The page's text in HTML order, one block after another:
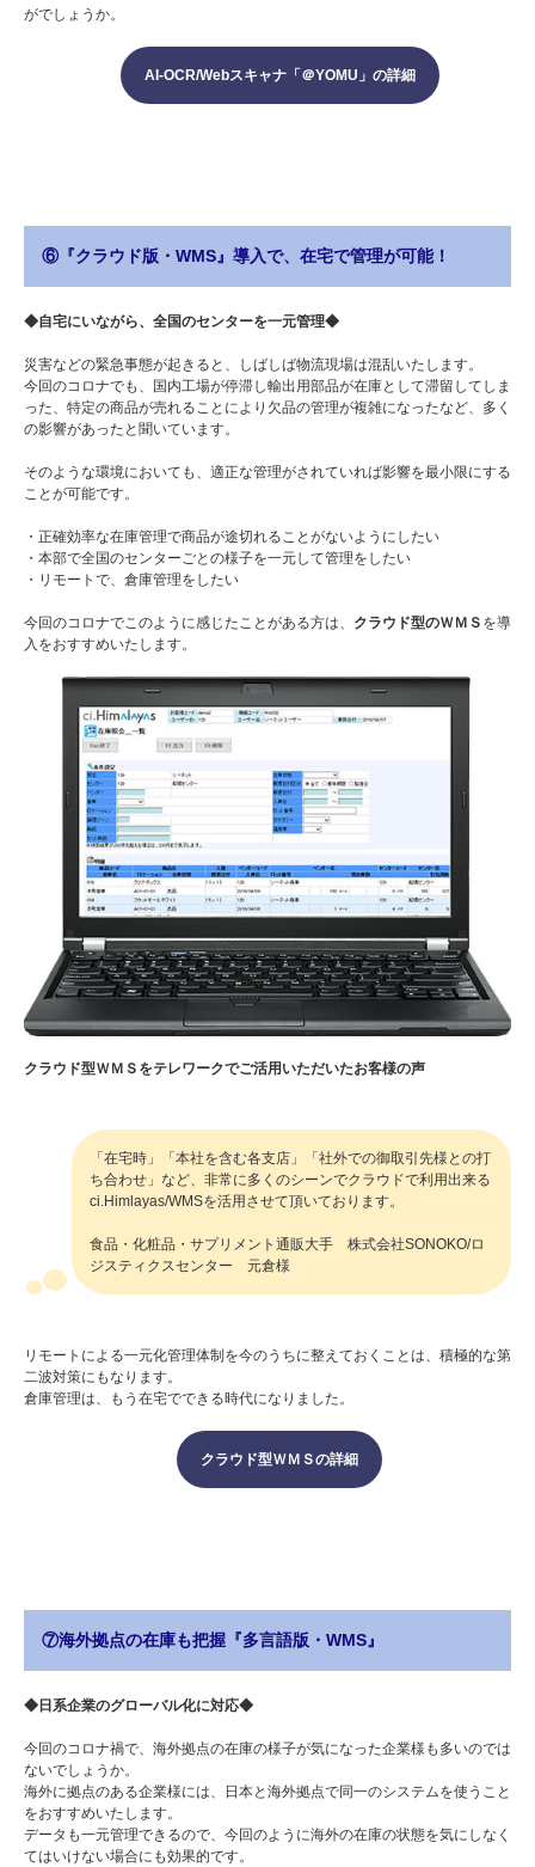
がでしょうか。
AI-OCR/Webスキャナ「＠YOMU」の詳細
⑥『クラウド版・WMS』導入で、在宅で管理が可能！
◆自宅にいながら、全国のセンターを一元管理◆
災害などの緊急事態が起きると、しばしば物流現場は混乱いたします。
今回のコロナでも、国内工場が停滞し輸出用部品が在庫として滞留してしま
った、特定の商品が売れることにより欠品の管理が複雑になったなど、多く
の影響があったと聞いています。
そのような環境においても、適正な管理がされていれば影響を最小限にする
ことが可能です。
・正確効率な在庫管理で商品が途切れることがないようにしたい
・本部で全国のセンターごとの様子を一元して管理をしたい
・リモートで、倉庫管理をしたい
今回のコロナでこのように感じたことがある方は、 クラウド型のＷＭＳ を導
入をおすすめいたします。
クラウド型ＷＭＳをテレワークでご活用いただいたお客様の声
「在宅時」「本社を含む各支店」「社外での御取引先様との打
ち合わせ」など、非常に多くのシーンでクラウドで利用出来る
ci.Himlayas/WMSを活用させて頂いております。
食品・化粧品・サプリメント通販大手 株式会社SONOKO/ロ
ジスティクスセンター 元倉様
リモートによる一元化管理体制を今のうちに整えておくことは、積極的な第
二波対策にもなります。
倉庫管理は、もう在宅でできる時代になりました。
クラウド型ＷＭＳの詳細
⑦海外拠点の在庫も把握『多言語版・WMS』
◆日系企業のグローバル化に対応◆
今回のコロナ禍で、海外拠点の在庫の様子が気になった企業様も多いのでは
ないでしょうか。
海外に拠点のある企業様には、日本と海外拠点で同一のシステムを使うこと
をおすすめいたします。
データも一元管理できるので、今回のように海外の在庫の状態を気にしなく
てはいけない場合にも効果的です。